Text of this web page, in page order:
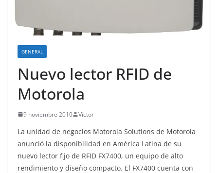
GENERAL
Nuevo lector RFID de
Motorola
9 noviembre 2010 Víctor
La unidad de negocios Motorola Solutions de Motorola
anunció la disponibilidad en América Latina de su
nuevo lector fijo de RFID FX7400, un equipo de alto
rendimiento y diseño compacto. El FX7400 cuenta con